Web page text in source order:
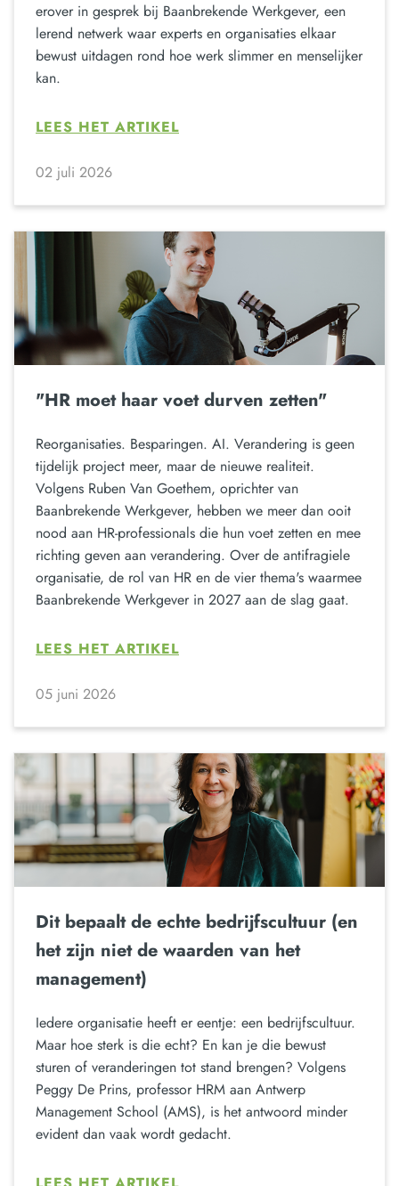
erover in gesprek bij Baanbrekende Werkgever, een
lerend netwerk waar experts en organisaties elkaar
bewust uitdagen rond hoe werk slimmer en menselijker
kan.
LEES HET ARTIKEL
02 juli 2026
"HR moet haar voet durven zetten"
Reorganisaties. Besparingen. AI. Verandering is geen
tijdelijk project meer, maar de nieuwe realiteit.
Volgens Ruben Van Goethem, oprichter van
Baanbrekende Werkgever, hebben we meer dan ooit
nood aan HR-professionals die hun voet zetten en mee
richting geven aan verandering. Over de antifragiele
organisatie, de rol van HR en de vier thema's waarmee
Baanbrekende Werkgever in 2027 aan de slag gaat.
LEES HET ARTIKEL
05 juni 2026
Dit bepaalt de echte bedrijfscultuur (en
het zijn niet de waarden van het
management)
Iedere organisatie heeft er eentje: een bedrijfscultuur.
Maar hoe sterk is die echt? En kan je die bewust
sturen of veranderingen tot stand brengen? Volgens
Peggy De Prins, professor HRM aan Antwerp
Management School (AMS), is het antwoord minder
evident dan vaak wordt gedacht.